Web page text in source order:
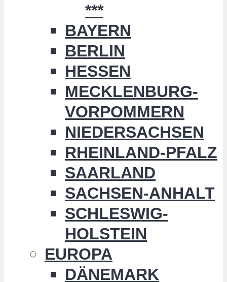
***
BAYERN
BERLIN
HESSEN
MECKLENBURG-
VORPOMMERN
NIEDERSACHSEN
RHEINLAND-PFALZ
SAARLAND
SACHSEN-ANHALT
SCHLESWIG-
HOLSTEIN
EUROPA
DÄNEMARK